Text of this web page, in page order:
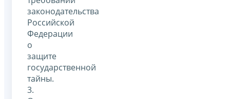
законодательства
Российской
Федерации
о
защите
государственной
тайны.
3.